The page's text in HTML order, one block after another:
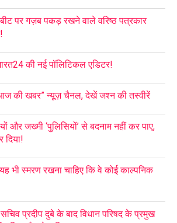
पर गज़ब पकड़ रखने वाले वरिष्ठ पत्रकार
की नई पॉलिटिकल एडिटर!
की खबर” न्यूज़ चैनल, देखें जश्न की तस्वीरें
और जख्मी ‘पुलिसियों’ से बदनाम नहीं कर पाए,
दिया!
भी स्मरण रखना चाहिए कि वे कोई काल्पनिक
प्रदीप दुबे के बाद विधान परिषद के प्रमुख